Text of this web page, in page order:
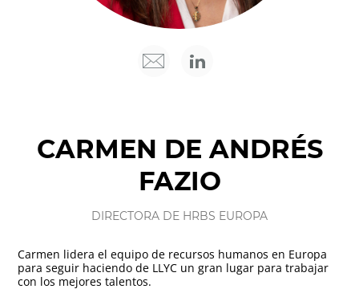
CARMEN DE ANDRÉS
FAZIO
DIRECTORA DE HRBS EUROPA
Carmen lidera el equipo de recursos humanos en Europa
para seguir haciendo de LLYC un gran lugar para trabajar
con los mejores talentos.